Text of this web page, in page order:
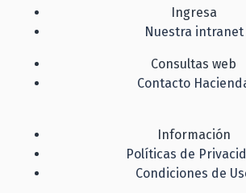
Ingresa
Nuestra intranet
Consultas web
Contacto
Información
Políticas de
Condiciones de